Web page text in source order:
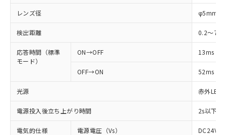
レンズ径 φ5mm
検出距離 0.2～7m
応答時間（標準
モード）
ON→OFF 13ms
OFF→ON 52ms
光源 赤外LED
電源投入後立ち上がり時間 2s以下(
電気的仕様 電源電圧（Vs）